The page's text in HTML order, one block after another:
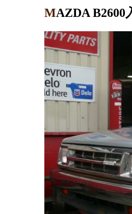
MAZDA